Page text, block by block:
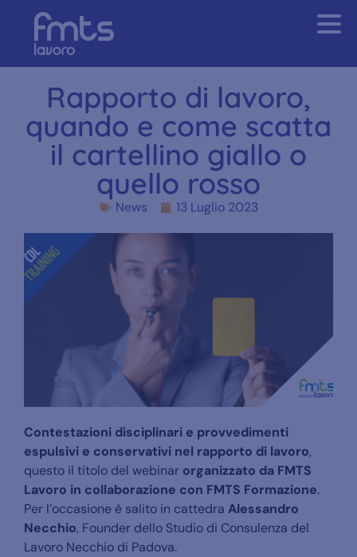
Rapporto di lavoro,
quando e come scatta
il cartellino giallo o
quello rosso
News 13 Luglio 2023
Contestazioni disciplinari e provvedimenti
espulsivi e conservativi nel rapporto di lavoro,
questo il titolo del webinar organizzato da FMTS
Lavoro in collaborazione con FMTS Formazione.
Per l’occasione è salito in cattedra Alessandro
Necchio, Founder dello Studio di Consulenza del
Lavoro Necchio di Padova.